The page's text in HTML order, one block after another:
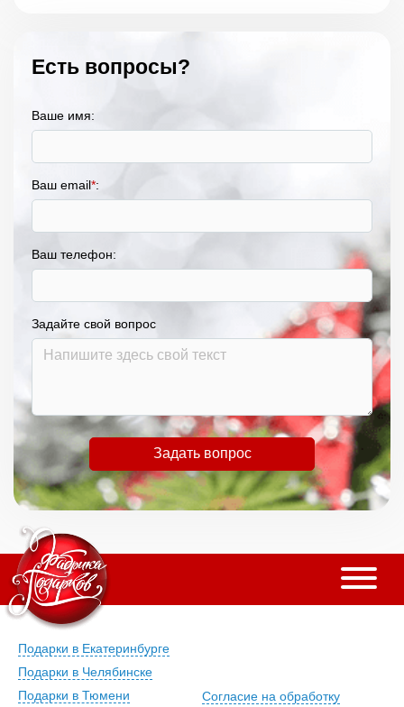
Есть вопросы?
Ваше имя:
Ваш email*:
Ваш телефон:
Задайте свой вопрос
Задать вопрос
Подарки в Екатеринбурге
Подарки в Челябинске
Подарки в Тюмени
Согласие на обработку